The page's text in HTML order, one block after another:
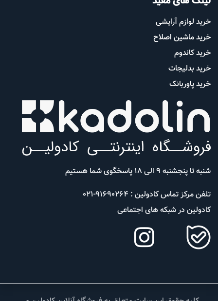
خرید لوازم آرایشی
خرید ماشین اصلاح
خرید کاندوم
خرید بدلیجات
خرید پاوربانک
شنبه تا پنجشنبه 9 الی 18 پاسخگوی شما هستیم
تلفن مرکز تماس کادولین : 91690264-021
کادولین در شبکه های اجتماعی